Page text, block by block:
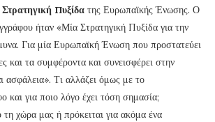
Στρατηγική Πυξίδα της Ευρωπαϊκής Ένωσης. Ο
ήταν «Μία Στρατηγική Πυξίδα για την
Για μία Ευρωπαϊκή Ένωση που προστατεύει
και τα συμφέροντα και συνεισφέρει στην
ασφάλεια». Τι αλλάζει όμως με το
και για ποιο λόγο έχει τόση σημασία;
χώρα μας ή πρόκειται για ακόμα ένα